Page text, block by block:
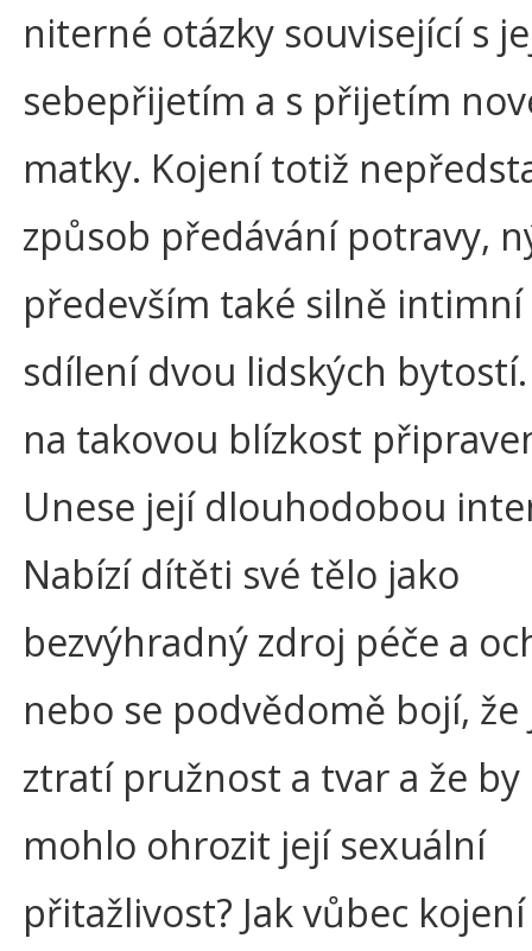
niterné otázky související s
sebepřijetím a s přijetím
matky. Kojení totiž
způsob předávání potravy,
především také silně
sdílení dvou lidských bytostí.
na takovou blízkost
Unese její dlouhodobou
Nabízí dítěti své tělo jako
bezvýhradný zdroj péče a
nebo se podvědomě bojí, že
ztratí pružnost a tvar a že
mohlo ohrozit její sexuální
přitažlivost? Jak vůbec